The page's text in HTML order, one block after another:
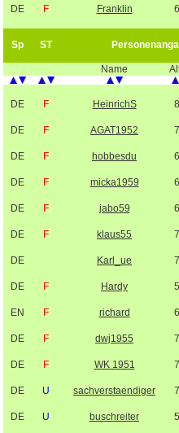
DE F Franklin
Sp ST
Name
DE F HeinrichS
DE F AGAT1952
DE F hobbesdu
DE F micka1959
DE F jabo59
DE F klaus55
DE Karl_ue
DE F Hardy
EN F richard
DE F dwj1955
DE F WK 1951
DE U sachverstaendiger
DE U buschreiter